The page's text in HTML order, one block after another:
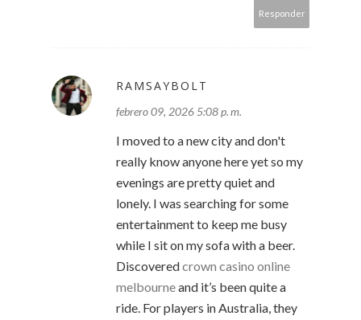
Responder
RAMSAYBOLT
febrero 09, 2026 5:08 p. m.
I moved to a new city and don't
really know anyone here yet so my
evenings are pretty quiet and
lonely. I was searching for some
entertainment to keep me busy
while I sit on my sofa with a beer.
Discoveredcrown casino online
melbourneand it’s been quite a
ride. For players in Australia, they